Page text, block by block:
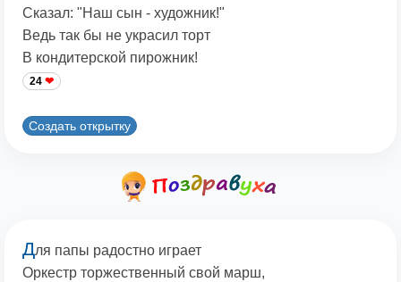
Сказал: "Наш сын - художник!"
Ведь так бы не украсил торт
В кондитерской пирожник!
24
Создать открытку
Для папы радостно играет
Оркестр торжественный свой марш,